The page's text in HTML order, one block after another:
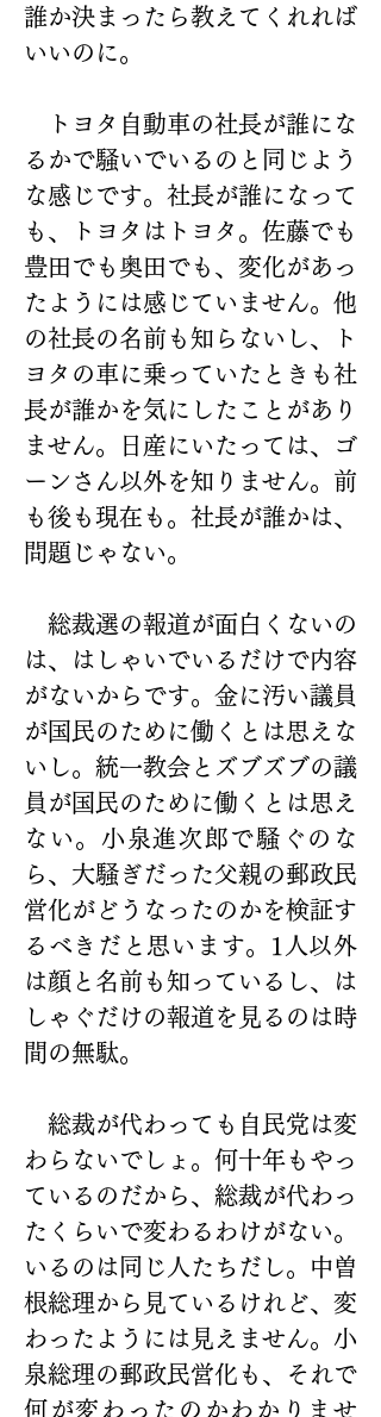
誰か決まったら教えてくれれば
いいのに。
トヨタ自動車の社長が誰にな
るかで騒いでいるのと同じよう
な感じです。社長が誰になって
も、トヨタはトヨタ。佐藤でも
豊田でも奥田でも、変化があっ
たようには感じていません。他
の社長の名前も知らないし、ト
ヨタの車に乗っていたときも社
長が誰かを気にしたことがあり
ません。日産にいたっては、ゴ
ーンさん以外を知りません。前
も後も現在も。社長が誰かは、
問題じゃない。
総裁選の報道が面白くないの
は、はしゃいでいるだけで内容
がないからです。金に汚い議員
が国民のために働くとは思えな
いし。統一教会とズブズブの議
員が国民のために働くとは思え
ない。小泉進次郎で騒ぐのな
ら、大騒ぎだった父親の郵政民
営化がどうなったのかを検証す
るべきだと思います。1人以外
は顔と名前も知っているし、は
しゃぐだけの報道を見るのは時
間の無駄。
総裁が代わっても自民党は変
わらないでしょ。何十年もやっ
ているのだから、総裁が代わっ
たくらいで変わるわけがない。
いるのは同じ人たちだし。中曽
根総理から見ているけれど、変
わったようには見えません。小
泉総理の郵政民営化も、それで
何が変わったのかわかりませ